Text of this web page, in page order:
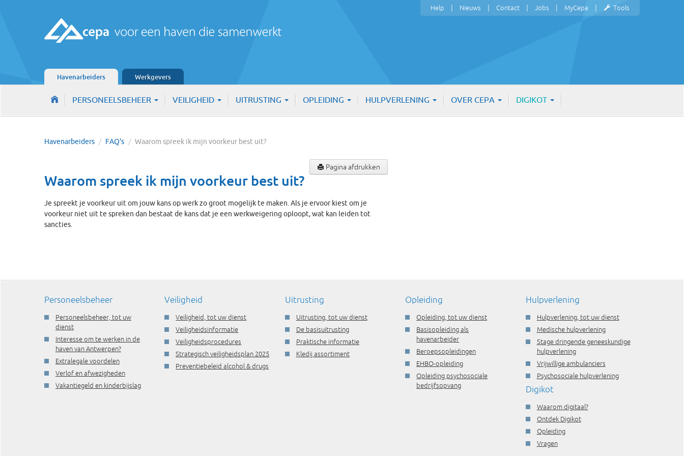
Havenarbeiders Werkgevers
Help Nieuws Contact Jobs MyCepa Tools
PERSONEELSBEHEER VEILIGHEID UITRUSTING OPLEIDING HULPVERLENING OVER CEPA DIGIKOT
Havenarbeiders / FAQ's / Waarom spreek ik mijn voorkeur best uit?
Pagina afdrukken
Waarom spreek ik mijn voorkeur best uit?
Je spreekt je voorkeur uit om jouw kans op werk zo groot mogelijk te maken. Als je ervoor kiest om je
voorkeur niet uit te spreken dan bestaat de kans dat je een werkweigering oploopt, wat kan leiden tot
sancties.
Personeelsbeheer
Personeelsbeheer, tot uw
dienst
Interesse om te werken in de
haven van Antwerpen?
Extralegale voordelen
Verlof en afwezigheden
Vakantiegeld en kinderbijslag
Veiligheid
Veiligheid, tot uw dienst
Veiligheidsinformatie
Veiligheidsprocedures
Strategisch veiligheidsplan 2025
Preventiebeleid alcohol & drugs
Uitrusting
Uitrusting, tot uw dienst
De basisuitrusting
Praktische informatie
Kledij assortiment
Opleiding
Opleiding, tot uw dienst
Basisopleiding als
havenarbeider
Beroepsopleidingen
EHBO-opleiding
Opleiding psychosociale
bedrijfsopvang
Hulpverlening
Hulpverlening, tot uw dienst
Medische hulpverlening
Stage dringende geneeskundige
hulpverlening
Vrijwillige ambulanciers
Psychosociale hulpverlening
Digikot
Waarom digitaal?
Ontdek Digikot
Opleiding
Vragen